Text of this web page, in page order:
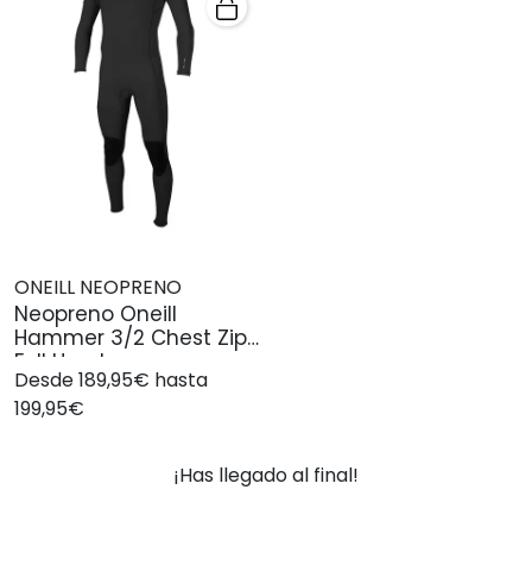
ONEILL NEOPRENO
Neopreno Oneill
Hammer 3/2 Chest Zip
Full Hombre
Desde 189,95€ hasta
199,95€
¡Has llegado al final!